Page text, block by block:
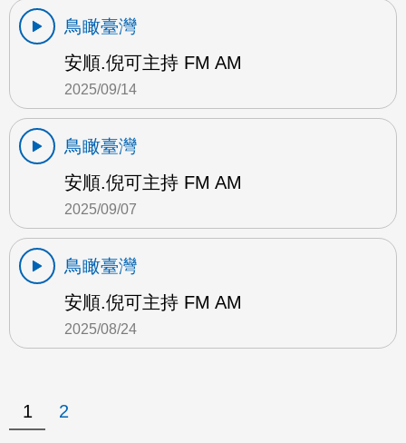
鳥瞰臺灣
安順.倪可主持 FM AM
2025/09/14
鳥瞰臺灣
安順.倪可主持 FM AM
2025/09/07
鳥瞰臺灣
安順.倪可主持 FM AM
2025/08/24
1 2